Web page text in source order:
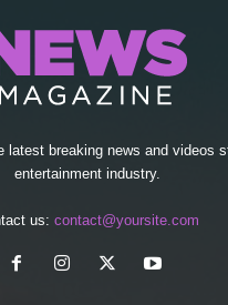
latest breaking news and videos
entertainment industry.
us: contact@yoursite.com